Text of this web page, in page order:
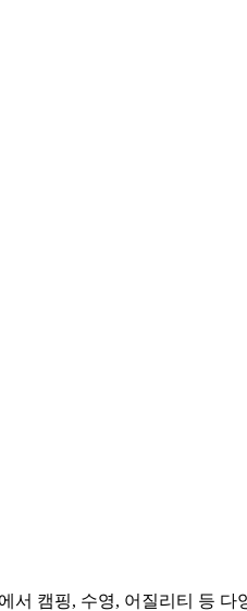
서 캠핑, 수영, 어질리티 등